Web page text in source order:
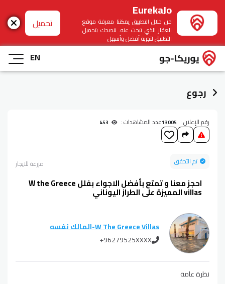
EurekaJo
من خلال التطبيق يمكننا معرفة موقع
العقار الذي تبحث عنه. ننصحك بتحميل
التطبيق لتجربة أفضل وأسهل
تحميل
EN
رجوع
رقم الإعلان : 13005عدد المشاهدات :
تم التحقق مزرعةللايجار
احجز معنا و تمتع بأفضل الاجواء بفلل W the Greece
villas المميزة على الطراز اليوناني
W The Greece Villas
-المالك نفسه
+96279525XXXX
نظرة عامة